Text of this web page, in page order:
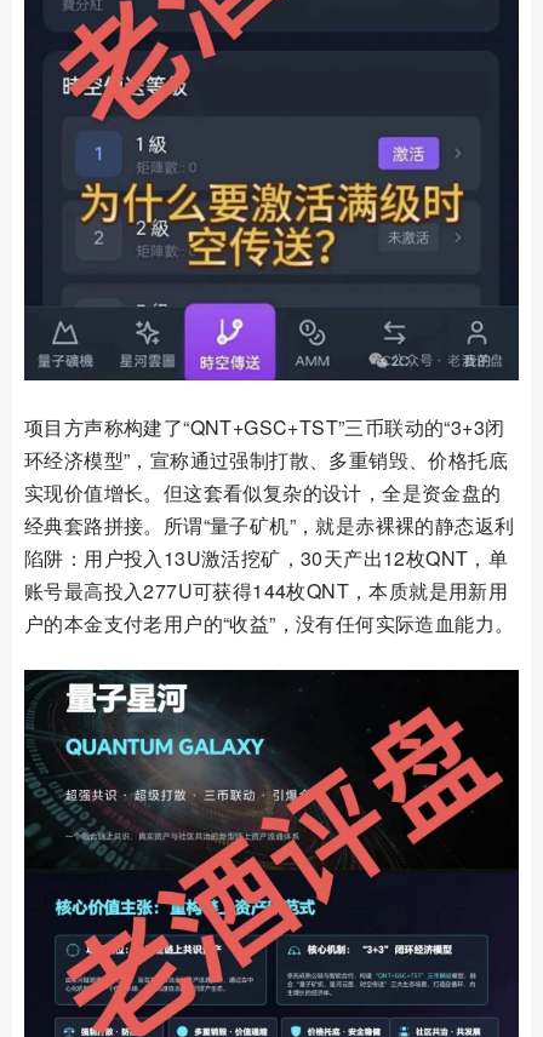
项目方声称构建了“QNT+GSC+TST”三币联动的“3+3闭
环经济模型”，宣称通过强制打散、多重销毁、价格托底
实现价值增长。但这套看似复杂的设计，全是资金盘的
经典套路拼接。所谓“量子矿机”，就是赤裸裸的静态返利
陷阱：用户投入13U激活挖矿，30天产出12枚QNT，单
账号最高投入277U可获得144枚QNT，本质就是用新用
户的本金支付老用户的“收益”，没有任何实际造血能力。